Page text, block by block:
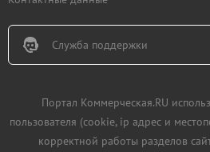
Служба поддержки
Портал Коммерческая.RU
пользователя (cookie, ip адрес и
корректной работы разделов